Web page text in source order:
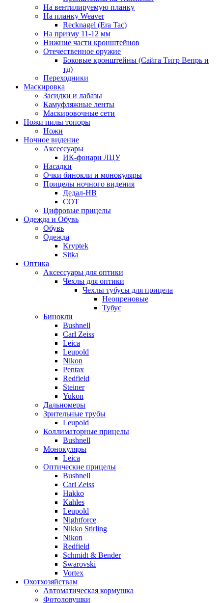
На вентилируемую планку
На планку Weaver
Recknagel (Era Tac)
На призму 11-12 мм
Нижние части кронштейнов
Отечественное оружие
Боковые кронштейны (Сайга Тигр Вепрь и
тд)
Переходники
Маскировка
Засидки и лабазы
Камуфляжные ленты
Маскировочные сети
Ножи пилы топоры
Ножи
Ночное видение
Аксессуары
ИК-фонари ЛЦУ
Насадки
Очки бинокли и монокуляры
Прицелы ночного видения
Дедал-НВ
СОТ
Цифровые прицелы
Одежда и Обувь
Обувь
Одежда
Kryptek
Sitka
Оптика
Аксессуары для оптики
Чехлы для оптики
Чехлы тубусы для прицела
Неопреновые
Тубус
Бинокли
Bushnell
Carl Zeiss
Leica
Leupold
Nikon
Pentax
Redfield
Steiner
Yukon
Дальномеры
Зрительные трубы
Leupold
Коллиматорные прицелы
Bushnell
Монокуляры
Leica
Оптические прицелы
Bushnell
Carl Zeiss
Hakko
Kahles
Leupold
Nightforce
Nikko Stirling
Nikon
Redfield
Schmidt & Bender
Swarovski
Vortex
Охотхозяйствам
Автоматическая кормушка
Фотоловушки